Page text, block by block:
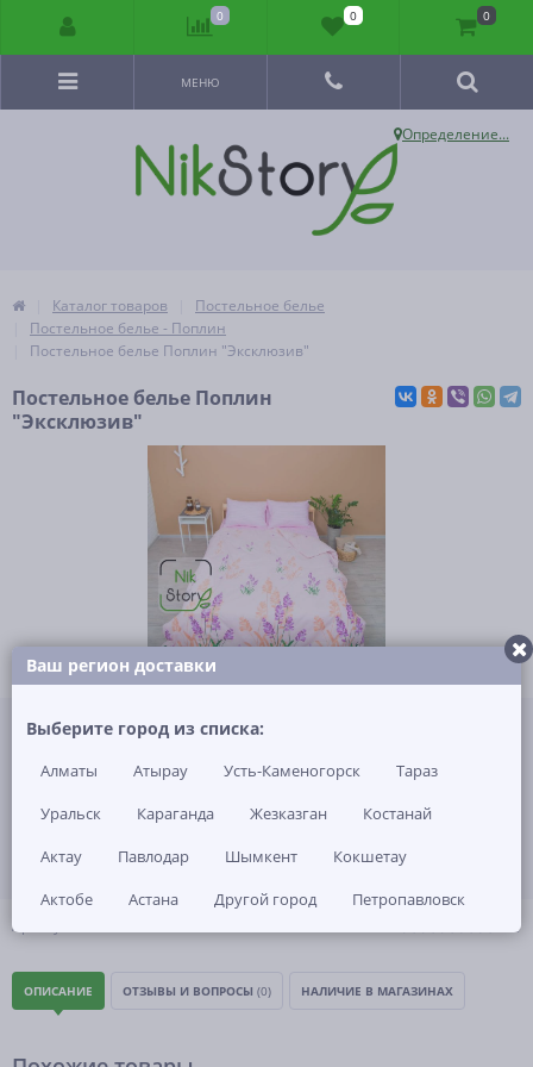
Определение...
МЕНЮ
Каталог товаров
Постельное белье
Постельное белье - Поплин
Постельное белье Поплин "Эксклюзив"
Постельное белье Поплин
"Эксклюзив"
Артикул: - (0)
Нет в наличии
ОПИСАНИЕ ОТЗЫВЫ И ВОПРОСЫ (0) НАЛИЧИЕ В МАГАЗИНАХ
Ваш регион доставки
Выберите город из списка:
Алматы Атырау Усть-Каменогорск
Тараз
Уральск
Караганда Жезказган
Костанай
Актау
Павлодар Шымкент
Кокшетау
Актобе
Астана Другой город Петропавловск
0 0 0